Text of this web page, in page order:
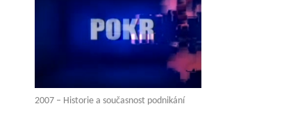
2007 – Historie a současnost podnikání